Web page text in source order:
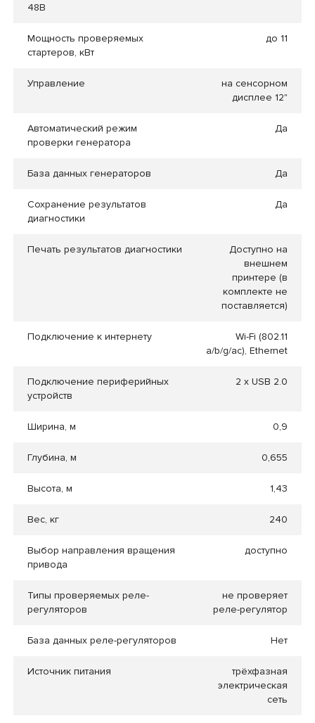
48В
Мощность проверяемых
стартеров, кВт
до 11
Управление
на сенсорном
дисплее 12"
Автоматический режим
проверки генератора
Да
База данных генераторов Да
Сохранение результатов
диагностики
Да
Печать результатов диагностики
Доступно на
внешнем
принтере (в
комплекте не
поставляется)
Подключение к интернету
Wi-Fi (802.11
a/b/g/ac), Ethernet
Подключение периферийных
устройств
2 x USB 2.0
Ширина, м 0,9
Глубина, м 0,655
Высота, м 1,43
Вес, кг 240
Выбор направления вращения
привода
доступно
Типы проверяемых реле-
регуляторов
не проверяет
реле-регулятор
База данных реле-регуляторов Нет
Источник питания
трёхфазная
электрическая
сеть